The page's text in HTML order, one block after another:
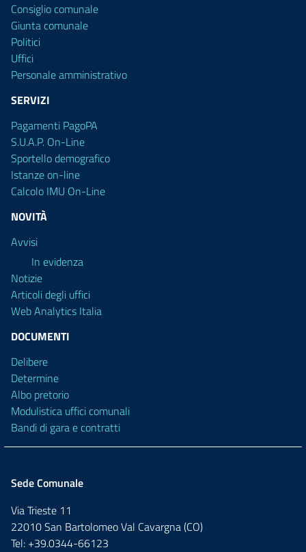
Consiglio comunale
Giunta comunale
Politici
Uffici
Personale amministrativo
SERVIZI
Pagamenti PagoPA
S.U.A.P. On-Line
Sportello demografico
Istanze on-line
Calcolo IMU On-Line
NOVITÀ
Avvisi
In evidenza
Notizie
Articoli degli uffici
Web Analytics Italia
DOCUMENTI
Delibere
Determine
Albo pretorio
Modulistica uffici comunali
Bandi di gara e contratti
Sede Comunale
Via Trieste 11
22010 San Bartolomeo Val Cavargna (CO)
Tel: +39.0344-66123